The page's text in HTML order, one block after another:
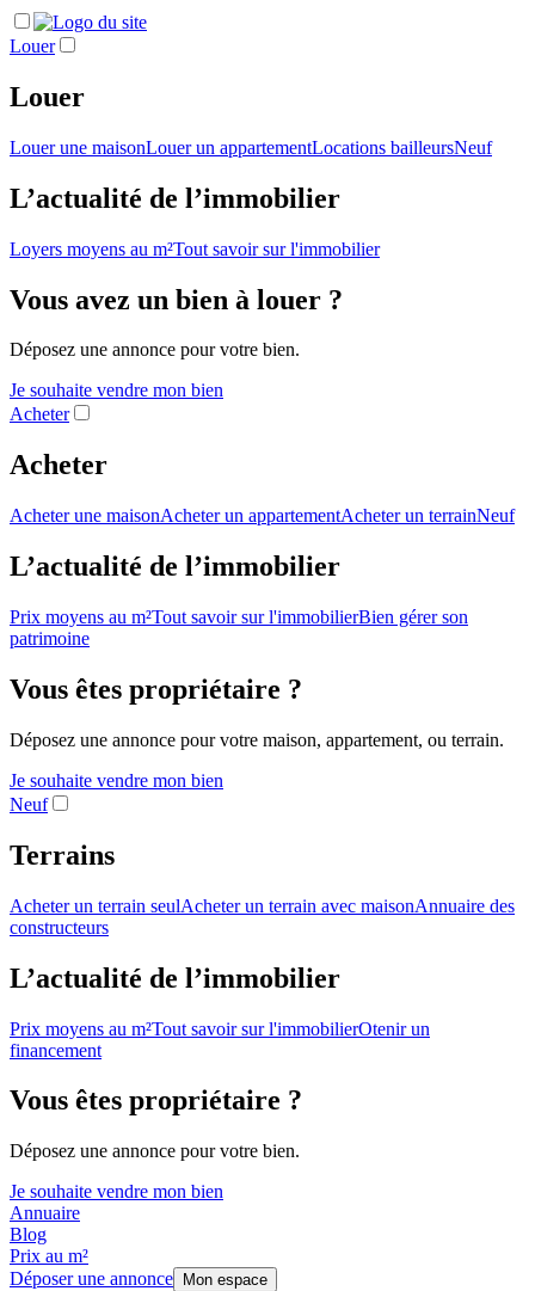
Louer
Louer
Louer une maisonLouer un appartementLocations bailleursNeuf
L’actualité de l’immobilier
Loyers moyens au m²Tout savoir sur l'immobilier
Vous avez un bien à louer ?
Déposez une annonce pour votre bien.
Je souhaite vendre mon bien
Acheter
Acheter
Acheter une maisonAcheter un appartementAcheter un terrainNeuf
L’actualité de l’immobilier
Prix moyens au m²Tout savoir sur l'immobilierBien gérer son
patrimoine
Vous êtes propriétaire ?
Déposez une annonce pour votre maison, appartement, ou terrain.
Je souhaite vendre mon bien
Neuf
Terrains
Acheter un terrain seulAcheter un terrain avec maisonAnnuaire des
constructeurs
L’actualité de l’immobilier
Prix moyens au m²Tout savoir sur l'immobilierOtenir un
financement
Vous êtes propriétaire ?
Déposez une annonce pour votre bien.
Je souhaite vendre mon bien
Annuaire
Blog
Prix au m²
Déposer une annonce
Mon espace